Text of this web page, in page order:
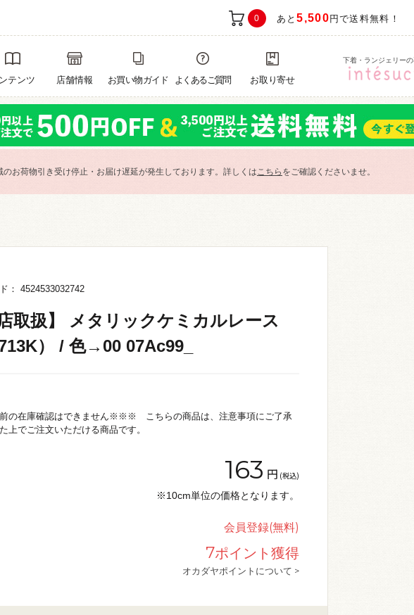
0 あと5,500 円で送料無料！
テンツ 店舗情報 お買い物ガイド よくあるご質問 お取り寄せ
下着・ランジェリー
お荷物引き受け停止・お届け遅延が発生しております。詳しくはこちら をご確認くださいませ。
： 4524533032742
店取扱】 メタリックケミカルレース
） / 色→00 07Ac99_
在庫確認はできません※※※ こちらの商品は、注意事項にご了承
上でご注文いただける商品です。
163 円 (税込)
※10cm単位の価格となります。
会員登録(無料)
7ポイント獲得
オカダヤポイントについて >